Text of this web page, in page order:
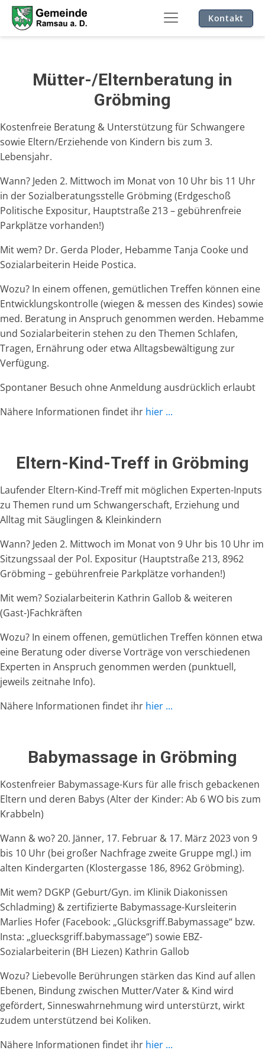
Kontakt
Mütter-/Elternberatung in
Gröbming
Kostenfreie Beratung & Unterstützung für Schwangere
sowie Eltern/Erziehende von Kindern bis zum 3.
Lebensjahr.
Wann? Jeden 2. Mittwoch im Monat von 10 Uhr bis 11 Uhr
in der Sozialberatungsstelle Gröbming (Erdgeschoß
Politische Expositur, Hauptstraße 213 – gebührenfreie
Parkplätze vorhanden!)
Mit wem? Dr. Gerda Ploder, Hebamme Tanja Cooke und
Sozialarbeiterin Heide Postica.
Wozu? In einem offenen, gemütlichen Treffen können eine
Entwicklungskontrolle (wiegen & messen des Kindes) sowie
med. Beratung in Anspruch genommen werden. Hebamme
und Sozialarbeiterin stehen zu den Themen Schlafen,
Tragen, Ernährung oder etwa Alltagsbewältigung zur
Verfügung.
Spontaner Besuch ohne Anmeldung ausdrücklich erlaubt
Nähere Informationen findet ihr hier ...
Eltern-Kind-Treff in Gröbming
Laufender Eltern-Kind-Treff mit möglichen Experten-Inputs
zu Themen rund um Schwangerschaft, Erziehung und
Alltag mit Säuglingen & Kleinkindern
Wann? Jeden 2. Mittwoch im Monat von 9 Uhr bis 10 Uhr im
Sitzungssaal der Pol. Expositur (Hauptstraße 213, 8962
Gröbming – gebührenfreie Parkplätze vorhanden!)
Mit wem? Sozialarbeiterin Kathrin Gallob & weiteren
(Gast-)Fachkräften
Wozu? In einem offenen, gemütlichen Treffen können etwa
eine Beratung oder diverse Vorträge von verschiedenen
Experten in Anspruch genommen werden (punktuell,
jeweils zeitnahe Info).
Nähere Informationen findet ihr hier ...
Babymassage in Gröbming
Kostenfreier Babymassage-Kurs für alle frisch gebackenen
Eltern und deren Babys (Alter der Kinder: Ab 6 WO bis zum
Krabbeln)
Wann & wo? 20. Jänner, 17. Februar & 17. März 2023 von 9
bis 10 Uhr (bei großer Nachfrage zweite Gruppe mgl.) im
alten Kindergarten (Klostergasse 186, 8962 Gröbming).
Mit wem? DGKP (Geburt/Gyn. im Klinik Diakonissen
Schladming) & zertifizierte Babymassage-Kursleiterin
Marlies Hofer (Facebook: „Glücksgriff.Babymassage“ bzw.
Insta: „gluecksgriff.babymassage“) sowie EBZ-
Sozialarbeiterin (BH Liezen) Kathrin Gallob
Wozu? Liebevolle Berührungen stärken das Kind auf allen
Ebenen, Bindung zwischen Mutter/Vater & Kind wird
gefördert, Sinneswahrnehmung wird unterstürzt, wirkt
zudem unterstützend bei Koliken.
Nähere Informationen findet ihr hier ...